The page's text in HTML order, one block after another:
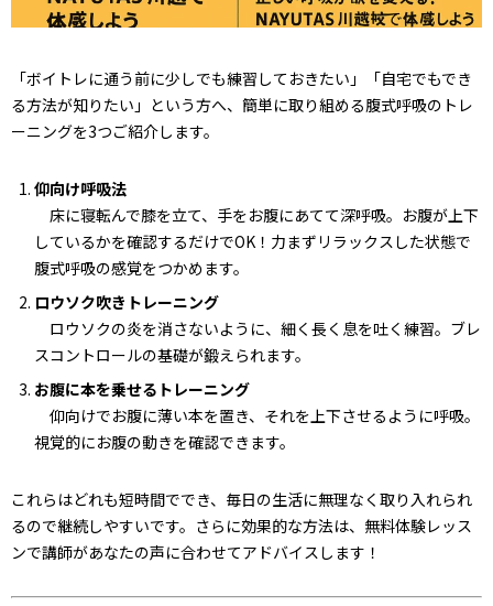
「ボイトレに通う前に少しでも練習しておきたい」「自宅でもでき
る方法が知りたい」という方へ、簡単に取り組める腹式呼吸のトレ
ーニングを3つご紹介します。
仰向け呼吸法
床に寝転んで膝を立て、手をお腹にあてて深呼吸。お腹が上下
しているかを確認するだけでOK！力まずリラックスした状態で
腹式呼吸の感覚をつかめます。
ロウソク吹きトレーニング
ロウソクの炎を消さないように、細く長く息を吐く練習。ブレ
スコントロールの基礎が鍛えられます。
お腹に本を乗せるトレーニング
仰向けでお腹に薄い本を置き、それを上下させるように呼吸。
視覚的にお腹の動きを確認できます。
これらはどれも短時間ででき、毎日の生活に無理なく取り入れられ
るので継続しやすいです。さらに効果的な方法は、無料体験レッス
ンで講師があなたの声に合わせてアドバイスします！